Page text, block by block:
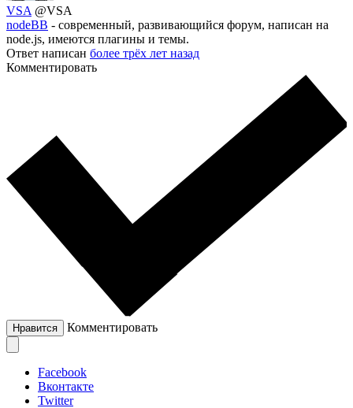
VSA @VSA
nodeBB - современный, развивающийся форум, написан на
node.js, имеются плагины и темы.
Ответ написан более трёх лет назад
Комментировать
Нравится Комментировать
Facebook
Вконтакте
Twitter